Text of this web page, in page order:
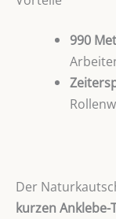
990
Der
kurzen Anklebe-